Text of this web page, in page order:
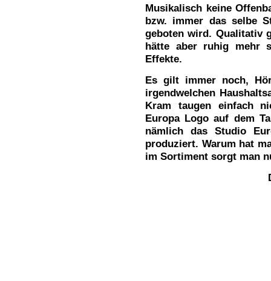
Musikalisch keine
bzw. immer das selbe
geboten wird. Qualitativ
hätte aber ruhig mehr
Effekte.
Es gilt immer noch,
irgendwelchen
Kram taugen einfach
Europa Logo auf dem
nämlich das Studio
produziert. Warum hat
im Sortiment sorgt man